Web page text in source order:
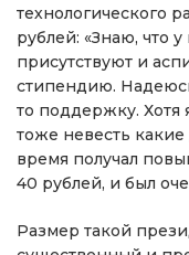
технологического
рублей: «Знаю, что у
присутствуют и
стипендию.
то поддержку. Хотя
тоже невесть
время получал
40 рублей, и был
Размер такой